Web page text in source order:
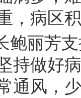
，病区
鲍丽芳
持做好
通风，